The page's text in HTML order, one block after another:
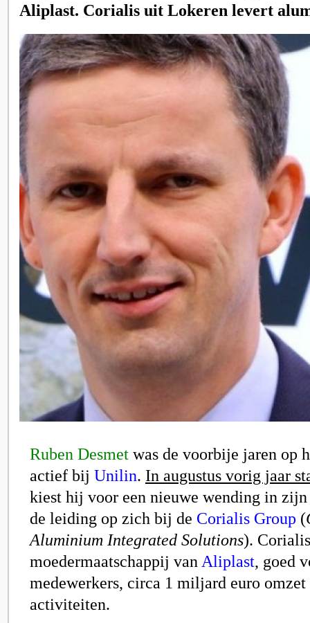
Aliplast. Corialis uit Lokeren levert
Ruben Desmet was de voorbije jaren op
actief bij Unilin. In augustus vorig jaar
kiest hij voor een nieuwe wending in
de leiding op zich bij de Corialis Group (
Aluminium Integrated Solutions).
moedermaatschappij van Aliplast, goed
medewerkers, circa 1 miljard euro
activiteiten.